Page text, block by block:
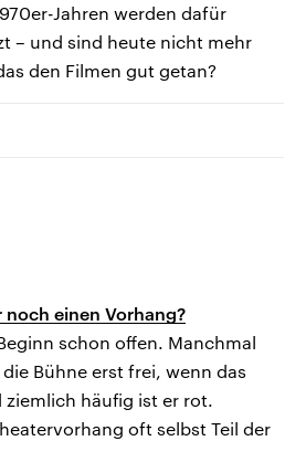
Jahren werden dafür
– und sind heute nicht mehr
den Filmen gut getan?
noch einen Vorhang?
schon offen. Manchmal
Bühne erst frei, wenn das
ziemlich häufig ist er rot.
oft selbst Teil der